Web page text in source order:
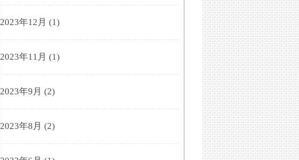
2023年12月 (1)
2023年11月 (1)
2023年9月 (2)
2023年8月 (2)